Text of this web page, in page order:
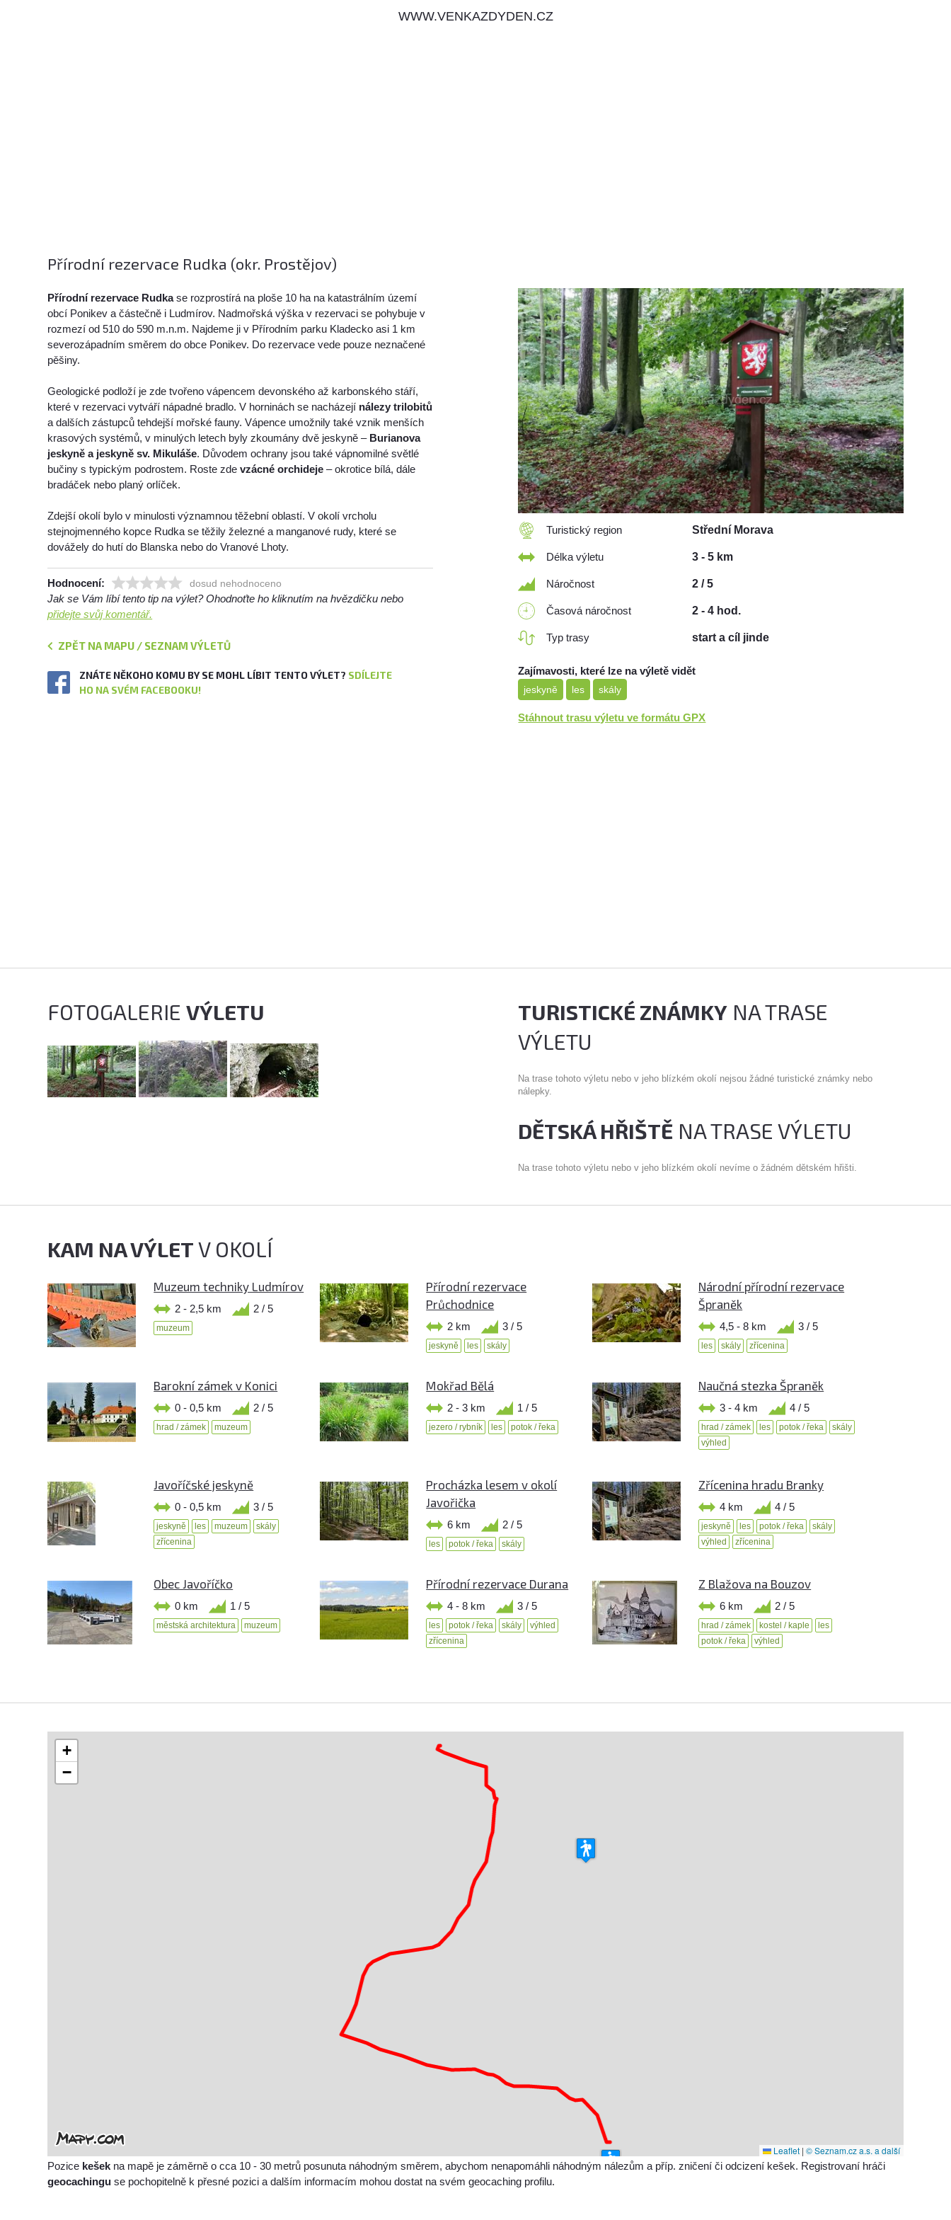
WWW.VENKAZDYDEN.CZ
Přírodní rezervace Rudka (okr. Prostějov)
Přírodní rezervace Rudkase rozprostírá na ploše 10 ha na katastrálním území
obcí Ponikev a částečně i Ludmírov. Nadmořská výška v rezervaci se pohybuje v
rozmezí od 510 do 590 m.n.m. Najdeme ji v Přírodním parku Kladecko asi 1 km
severozápadním směrem do obce Ponikev. Do rezervace vede pouze neznačené
pěšiny.
Geologické podloží je zde tvořeno vápencem devonského až karbonského stáří,
které v rezervaci vytváří nápadné bradlo. V horninách se nacházejí nálezy trilobitů
a dalších zástupců tehdejší mořské fauny. Vápence umožnily také vznik menších
krasových systémů, v minulých letech byly zkoumány dvě jeskyně – Burianova
jeskyně a jeskyně sv. Mikuláše. Důvodem ochrany jsou také vápnomilné světlé
bučiny s typickým podrostem. Roste zdevzácné orchideje – okrotice bílá, dále
bradáček nebo planý orlíček.
Zdejší okolí bylo v minulosti významnou těžební oblastí. V okolí vrcholu
stejnojmenného kopce Rudka se těžily železné a manganové rudy, které se
dovážely do hutí do Blanska nebo do Vranové Lhoty.
Hodnocení: dosud nehodnoceno
Jak se Vám líbí tento tip na výlet? Ohodnoťte ho kliknutím na hvězdičku nebo
přidejte svůj komentář.
ZPĚT NA MAPU / SEZNAM VÝLETŮ
ZNÁTE NĚKOHO KOMU BY SE MOHL LÍBIT TENTO VÝLET? SDÍLEJTE
HO NA SVÉM FACEBOOKU!
Turistický region Střední Morava
Délka výletu 3 - 5 km
Náročnost 2 / 5
Časová náročnost 2 - 4 hod.
Typ trasy start a cíl jinde
Zajímavosti, které lze na výletě vidět
jeskyně les skály
Stáhnout trasu výletu ve formátu GPX
FOTOGALERIEVÝLETU TURISTICKÉ ZNÁMKY NA TRASE
VÝLETU
Na trase tohoto výletu nebo v jeho blízkém okolí nejsou žádné turistické známky nebo
nálepky.
DĚTSKÁ HŘIŠTĚ NA TRASE VÝLETU
Na trase tohoto výletu nebo v jeho blízkém okolí nevíme o žádném dětském hřišti.
KAM NA VÝLETV OKOLÍ
Muzeum techniky Ludmírov
2 - 2,5 km 2 / 5
muzeum
Přírodní rezervace
Průchodnice
2 km 3 / 5
jeskyně les skály
Národní přírodní rezervace
Špraněk
4,5 - 8 km 3 / 5
les skály zřícenina
Barokní zámek v Konici
0 - 0,5 km 2 / 5
hrad / zámek muzeum
Mokřad Bělá
2 - 3 km 1 / 5
jezero / rybník les potok / řeka
Naučná stezka Špraněk
3 - 4 km 4 / 5
hrad / zámek les potok / řeka
skály
výhled
Javoříčské jeskyně
0 - 0,5 km 3 / 5
jeskyně les muzeum
skály
zřícenina
Procházka lesem v okolí
Javořička
6 km 2 / 5
les potok / řeka skály
Zřícenina hradu Branky
4 km 4 / 5
jeskyně les potok / řeka
skály
výhled
zřícenina
Obec Javoříčko
0 km 1 / 5
městská architektura muzeum
Přírodní rezervace Durana
4 - 8 km 3 / 5
les potok / řeka skály
výhled
zřícenina
Z Blažova na Bouzov
6 km 2 / 5
hrad / zámek kostel / kaple
les
potok / řeka
výhled
+
−
Leaflet | © Seznam.cz a.s. a další
Pozice kešek na mapě je záměrně o cca 10 - 30 metrů posunuta náhodným směrem, abychom nenapomáhli náhodným nálezům a příp. zničení či odcizení kešek. Registrovaní hráči
geocachingu se pochopitelně k přesné pozici a dalším informacím mohou dostat na svém geocaching profilu.